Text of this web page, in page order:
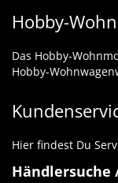
Hobby-
Das Hobby-
Hobby-
Hier findest Du
Händlersuche